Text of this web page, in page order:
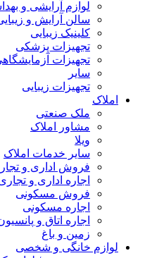
لوازم آرایشی و
سالن آرایش و
کلینیک زیبایی
تجهیزات پزشکی
تجهیزات
سایر
تجهیزات زیبایی
املاک
ملک صنعتی
مشاور املاک
ویلا
سایر خدمات املاک
فروش اداری و
اجاره اداری و
فروش مسکونی
اجاره مسکونی
اجاره اتاق و
زمین و باغ
لوازم خانگی و شخصی